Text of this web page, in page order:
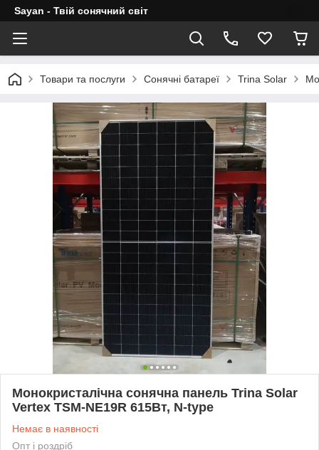
Sayan - Твій сонячний світ
Товари та послуги Сонячні батареї Trina Solar
Монокристалічна сонячна панель Trina Solar
Vertex TSM-NE19R 615Вт, N-type
Немає в наявності
Опт і роздріб